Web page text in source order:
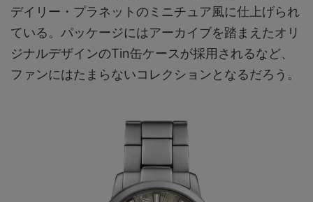
デイリー・プラネットのミニチュア風に仕上げられ
ている。パッケージにはアーカイブを踏まえたオリ
ジナルデザインのTin缶ケースが採用されるなど、
ファンにはたまらないコレクションとなるだろう。